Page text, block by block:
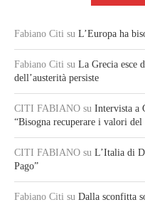
Fabiano Citi su L’Europa ha
Fabiano Citi su La Grecia esce
dell’austerità persiste
CITI FABIANO su Intervista a
“Bisogna recuperare i valori
CITI FABIANO su L’Italia di
Pago”
Fabiano Citi su Dalla sconfitta